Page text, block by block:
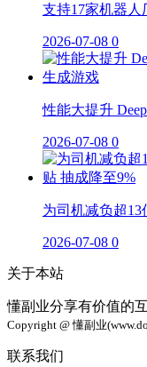
支持17家机器人
2026-07-08 0
性能大提升
2026-07-08 0
为司机减负超
2026-07-08 0
关于本站
懂副业分享有价值的
Copyright @ 懂副业
联系我们